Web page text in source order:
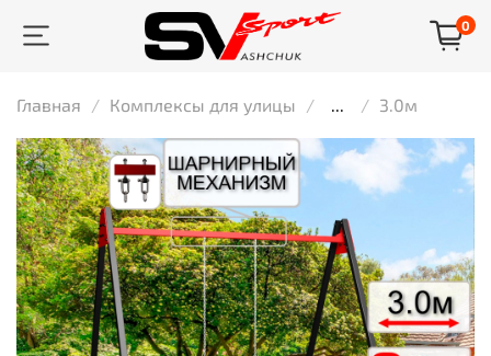
0
Главная Комплексы для улицы ... 3.0м